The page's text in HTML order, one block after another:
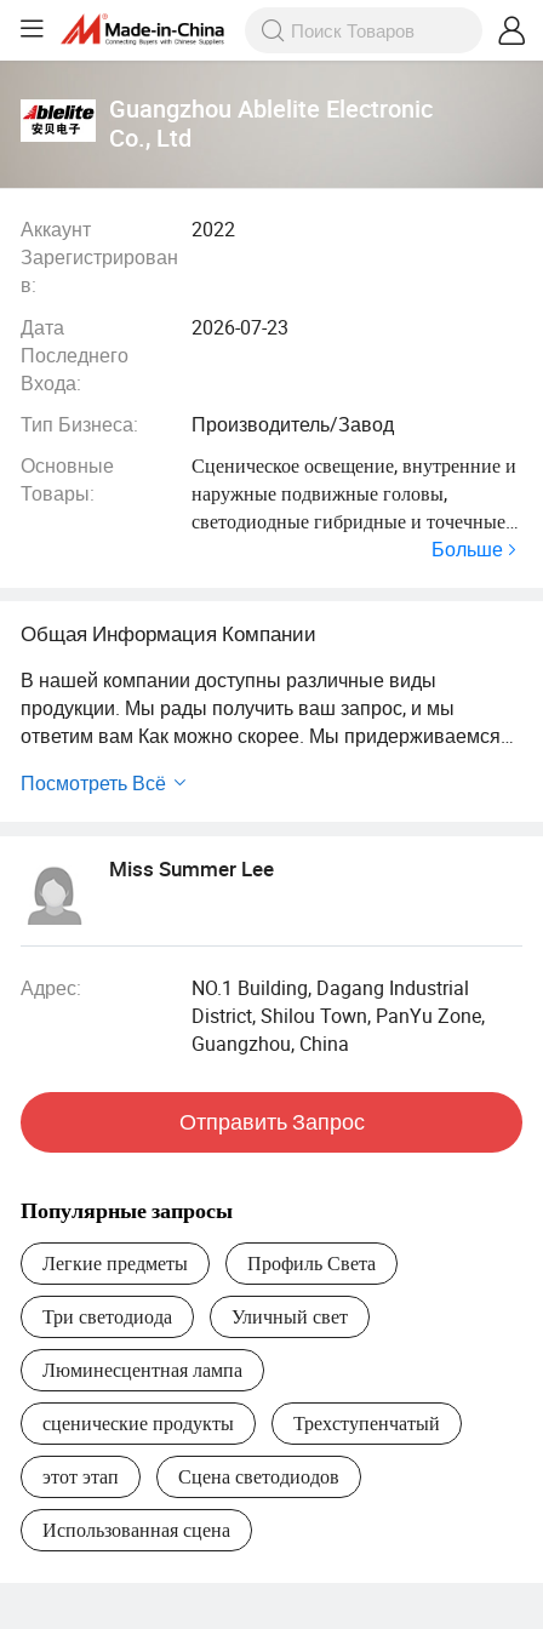
Guangzhou Ablelite Electronic
Co., Ltd
Аккаунт
Зарегистрирован
в:
2022
Дата
Последнего
Входа:
2026-07-23
Тип Бизнеса:
Производитель/Завод
Основные
Товары:
Сценическое освещение, внутренние и
наружные подвижные головы,
светодиодные гибридные и точечные и
заливные светильники, театральное и
Больше
Общая Информация Компании
В нашей компании доступны различные виды
продукции. Мы рады получить ваш запрос, и мы
ответим вам Как можно скорее. Мы придерживаемся
непрерывное совершенствование и инновации для
качестве цели качества.
Посмотреть Всё
Miss Summer Lee
Адрес:
NO.1 Building, Dagang Industrial
District, Shilou Town, PanYu Zone,
Guangzhou, China
Отправить Запрос
Популярные запросы
Легкие предметы Профиль Света
Три светодиода Уличный свет
Люминесцентная лампа
сценические продукты Трехступенчатый
этот этап Сцена светодиодов
Использованная сцена